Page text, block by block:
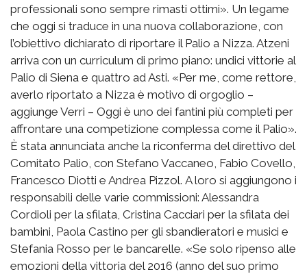
professionali sono sempre rimasti ottimi». Un legame
che oggi si traduce in una nuova collaborazione, con
l’obiettivo dichiarato di riportare il Palio a Nizza. Atzeni
arriva con un curriculum di primo piano: undici vittorie al
Palio di Siena e quattro ad Asti. «Per me, come rettore,
averlo riportato a Nizza è motivo di orgoglio –
aggiunge Verri – Oggi è uno dei fantini più completi per
affrontare una competizione complessa come il Palio».
È stata annunciata anche la riconferma del direttivo del
Comitato Palio, con Stefano Vaccaneo, Fabio Covello,
Francesco Diotti e Andrea Pizzol. A loro si aggiungono i
responsabili delle varie commissioni: Alessandra
Cordioli per la sfilata, Cristina Cacciari per la sfilata dei
bambini, Paola Castino per gli sbandieratori e musici e
Stefania Rosso per le bancarelle. «Se solo ripenso alle
emozioni della vittoria del 2016 (anno del suo primo